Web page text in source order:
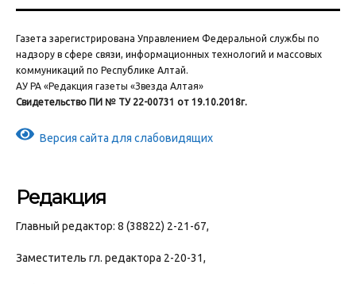
Газета зарегистрирована Управлением Федеральной службы по
надзору в сфере связи, информационных технологий и массовых
коммуникаций по Республике Алтай.
АУ РА «Редакция газеты «Звезда Алтая»
Свидетельство ПИ № ТУ 22-00731 от 19.10.2018г.
Версия сайта для слабовидящих
Редакция
Главный редактор: 8 (38822) 2-21-67,
Заместитель гл. редактора 2-20-31,